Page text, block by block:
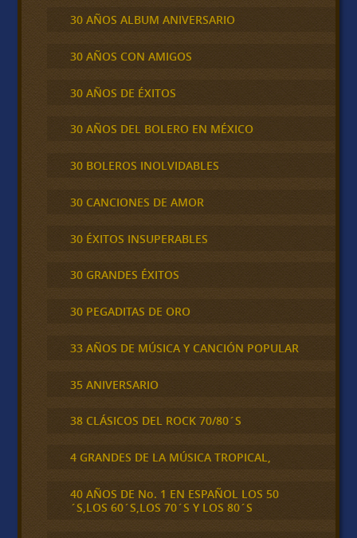
30 AÑOS ALBUM ANIVERSARIO
30 AÑOS CON AMIGOS
30 AÑOS DE ÉXITOS
30 AÑOS DEL BOLERO EN MÉXICO
30 BOLEROS INOLVIDABLES
30 CANCIONES DE AMOR
30 ÉXITOS INSUPERABLES
30 GRANDES ÉXITOS
30 PEGADITAS DE ORO
33 AÑOS DE MÚSICA Y CANCIÓN POPULAR
35 ANIVERSARIO
38 CLÁSICOS DEL ROCK 70/80´S
4 GRANDES DE LA MÚSICA TROPICAL,
40 AÑOS DE No. 1 EN ESPAÑOL LOS 50
´S,LOS 60´S,LOS 70´S Y LOS 80´S